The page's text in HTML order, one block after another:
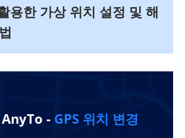
용한 가상 위치 설정 및 해
- GPS 위치 변경